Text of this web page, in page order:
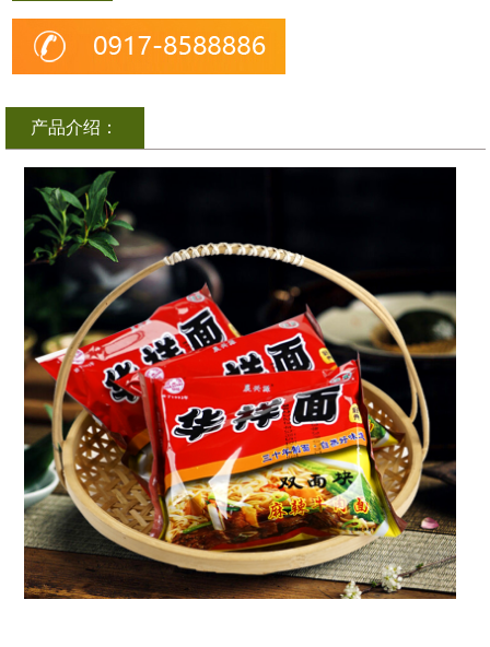
产品介绍：